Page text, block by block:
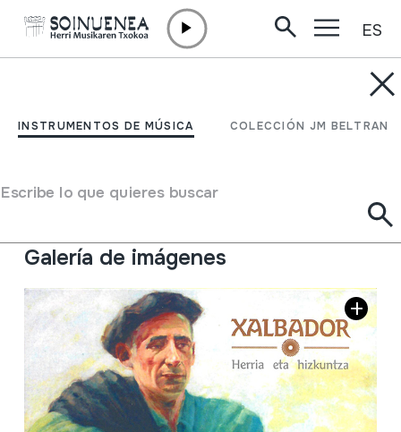
INSTRUMENTOS DE MÚSICA COLECCIÓN JM BELTRAN
Escribe lo que quieres buscar
ES
Xalbador; Herria eta
Autor Fernando Aire "Xalbador" (Urepel, 1920-1976)
Galería de imágenes